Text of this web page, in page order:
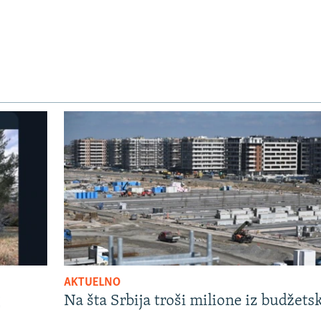
AKTUELNO
Na šta Srbija troši milione iz